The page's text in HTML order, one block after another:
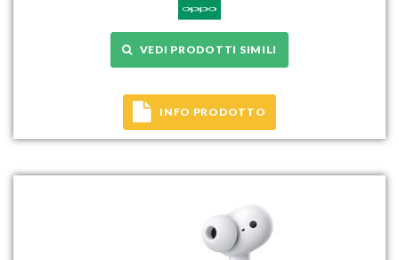
VEDI PRODOTTI SIMILI
INFO PRODOTTO